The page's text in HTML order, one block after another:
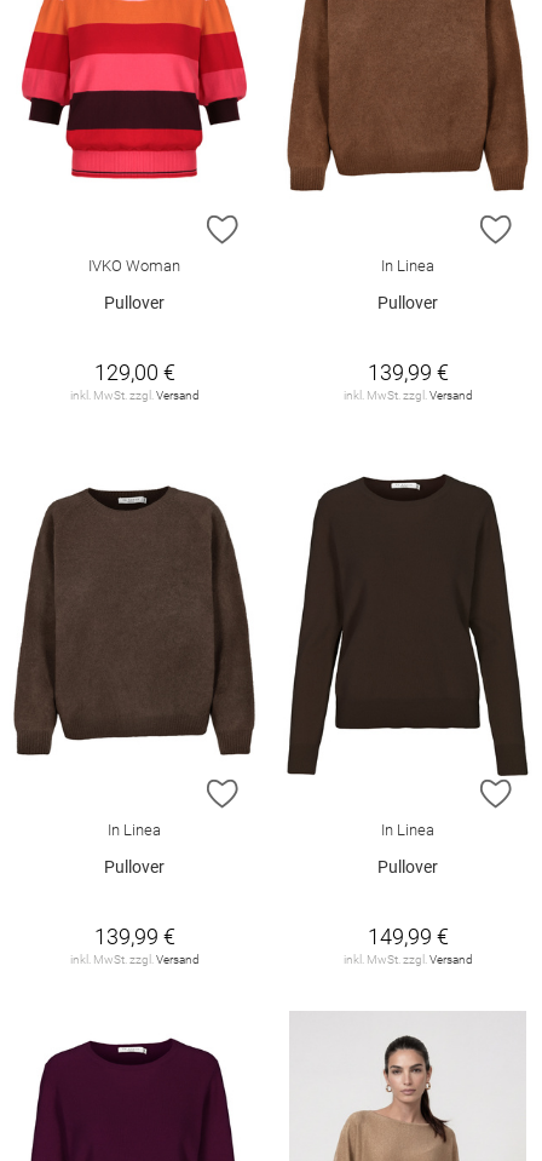
ZUR WUNSCHLISTE HINZUFÜGEN
IVKO Woman
Pullover
129,00 €
inkl. MwSt. zzgl.Versand
In Linea
Pullover
139,99 €
inkl. MwSt. zzgl.Versand
ZUR WUNSCHLISTE HINZUFÜGEN
In Linea
Pullover
139,99 €
inkl. MwSt. zzgl. Versand
In Linea
Pullover
149,99 €
inkl. MwSt. zzgl. Versand